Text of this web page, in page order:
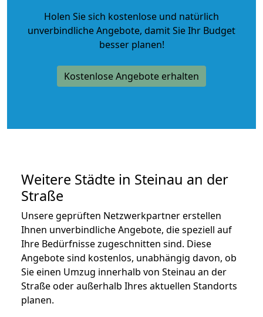
Holen Sie sich kostenlose und natürlich
unverbindliche Angebote, damit Sie Ihr Budget
besser planen!
Kostenlose Angebote erhalten
Weitere Städte in Steinau an der
Straße
Unsere geprüften Netzwerkpartner erstellen
Ihnen unverbindliche Angebote, die speziell auf
Ihre Bedürfnisse zugeschnitten sind. Diese
Angebote sind kostenlos, unabhängig davon, ob
Sie einen Umzug innerhalb von Steinau an der
Straße oder außerhalb Ihres aktuellen Standorts
planen.